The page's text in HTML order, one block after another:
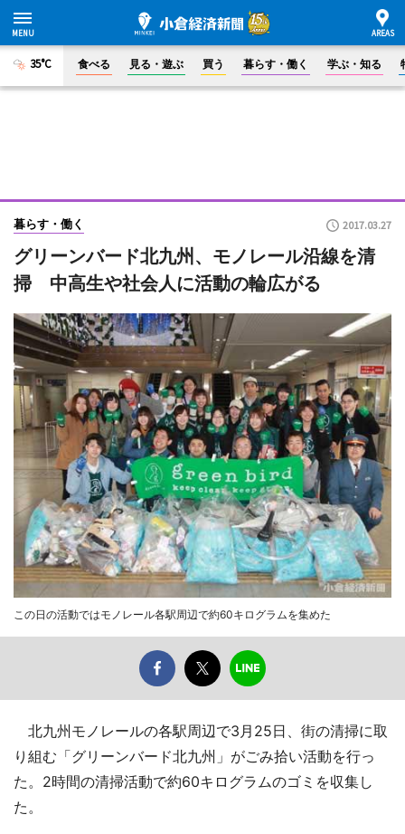
35°C 食べる 見る・遊ぶ 買う 暮らす・働く 学ぶ・知る
暮らす・働く 2017.03.27
グリーンバード北九州、モノレール沿線を清
掃 中高生や社会人に活動の輪広がる
この日の活動ではモノレール各駅周辺で約60キログラムを集めた
北九州モノレールの各駅周辺で3月25日、街の清掃に取
り組む「グリーンバード北九州」がごみ拾い活動を行っ
た。2時間の清掃活動で約60キログラムのゴミを収集し
た。